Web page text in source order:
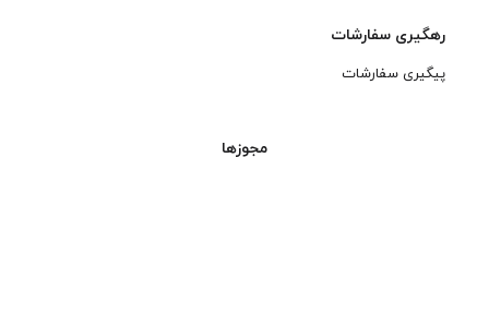
رهگیری سفارشات
پیگیری سفارشات
مجوزها